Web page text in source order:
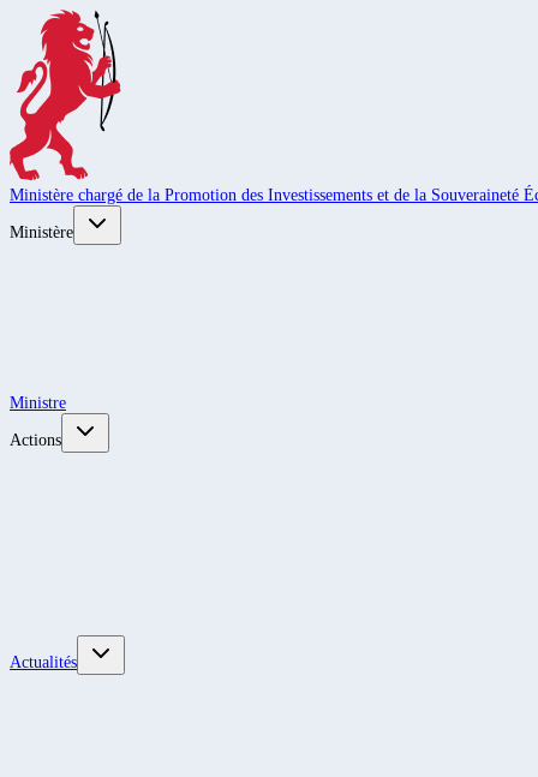
Ministère chargé de la Promotion des Investissements et de la Souveraineté
Ministère
Ministre
Actions
Actualités